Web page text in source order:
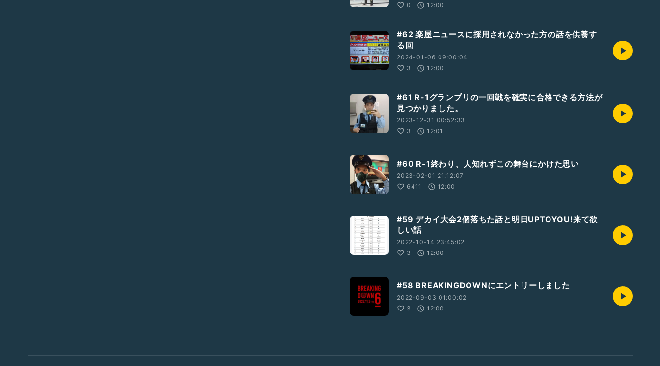
0
12:00
#62 楽屋ニュースに採用されなかった方の話を供養す
る回
2024-01-06 09:00:04
3
12:00
#61 R-1グランプリの一回戦を確実に合格できる方法が
見つかりました。
2023-12-31 00:52:33
3
12:01
#60 R-1終わり、人知れずこの舞台にかけた思い
2023-02-01 21:12:07
6411
12:00
#59 デカイ大会2個落ちた話と明日UPTOYOU!来て欲
しい話
2022-10-14 23:45:02
3
12:00
#58 BREAKINGDOWNにエントリーしました
2022-09-03 01:00:02
3
12:00